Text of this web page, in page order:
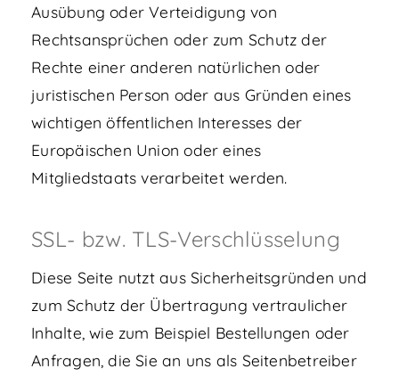
Ausübung oder Verteidigung von
Rechtsansprüchen oder zum Schutz der
Rechte einer anderen natürlichen oder
juristischen Person oder aus Gründen eines
wichtigen öffentlichen Interesses der
Europäischen Union oder eines
Mitgliedstaats verarbeitet werden.
SSL- bzw. TLS-Verschlüsselung
Diese Seite nutzt aus Sicherheitsgründen und
zum Schutz der Übertragung vertraulicher
Inhalte, wie zum Beispiel Bestellungen oder
Anfragen, die Sie an uns als Seitenbetreiber